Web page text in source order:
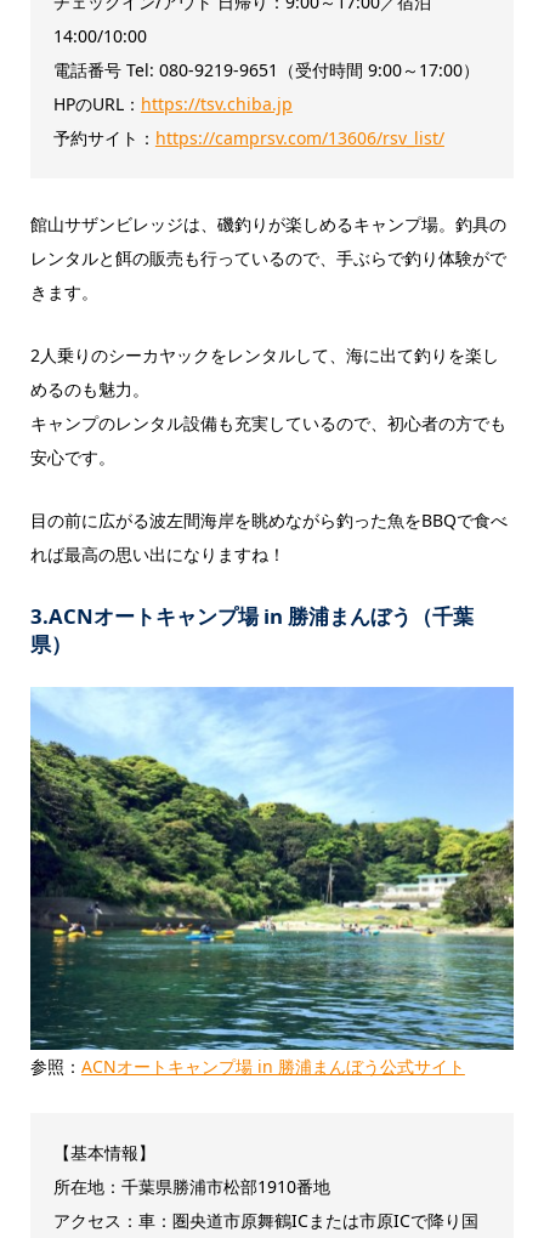
14:00/10:00
電話番号 Tel: 080-9219-9651（受付時間 9:00～17:00）
HPのURL： https://tsv.chiba.jp
予約サイト： https://camprsv.com/13606/rsv_list/
館山サザンビレッジは、磯釣りが楽しめるキャンプ場。釣具の
レンタルと餌の販売も行っているので、手ぶらで釣り体験がで
きます。
2人乗りのシーカヤックをレンタルして、海に出て釣りを楽し
めるのも魅力。
キャンプのレンタル設備も充実しているので、初心者の方でも
安心です。
目の前に広がる波左間海岸を眺めながら釣った魚をBBQで食べ
れば最高の思い出になりますね！
3.ACNオートキャンプ場 in 勝浦まんぼう（千葉
県）
参照： ACNオートキャンプ場 in 勝浦まんぼう公式サイト
【基本情報】
所在地：千葉県勝浦市松部1910番地
アクセス：車：圏央道市原舞鶴ICまたは市原ICで降り国